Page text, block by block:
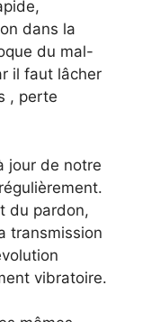
dans la
du mal-
il faut lâcher
, perte
jour de notre
du pardon,
transmission
vibratoire.